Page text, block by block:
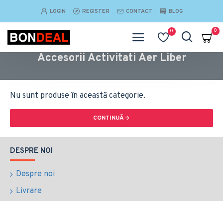
LOGIN REGISTER CONTACT BLOG
0 0
Accesorii Activitati Aer Liber
Nu sunt produse în această categorie.
CONTINUĂ
DESPRE NOI
Despre noi
Livrare